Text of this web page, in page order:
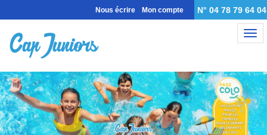
Nous écrire Mon compte N° 04 78 79 64 04